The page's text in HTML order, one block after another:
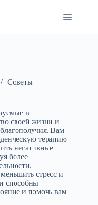
Советы
в
своей жизни и
Вам
терапию
негативные
более
стресс и
способны
и помочь вам